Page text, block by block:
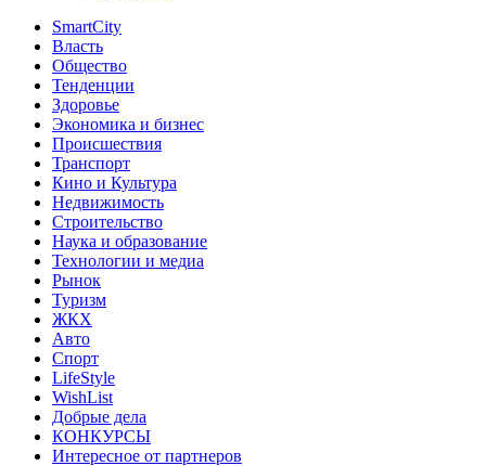
SmartCity
Власть
Общество
Тенденции
Здоровье
Экономика и бизнес
Происшествия
Транспорт
Кино и Культура
Недвижимость
Строительство
Наука и образование
Технологии и медиа
Рынок
Туризм
ЖКХ
Авто
Спорт
LifeStyle
WishList
Добрые дела
КОНКУРСЫ
Интересное от партнеров